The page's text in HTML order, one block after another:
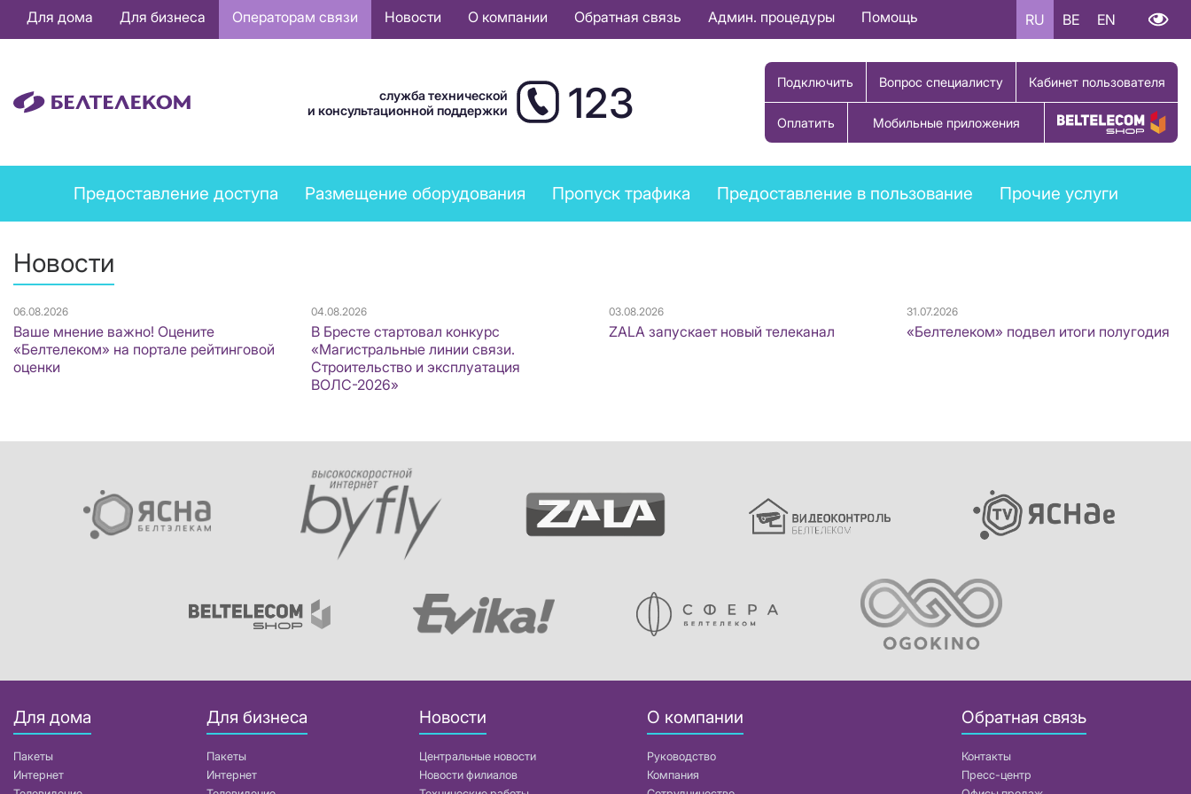
Основная
навигация
Для дома Для бизнеса Операторам связи Новости О компании Обратная связь Админ. процедуры Помощь RU BE EN
служба технической
и консультационной поддержки
123 Подключить Вопрос специалисту Кабинет пользователя
Оплатить Мобильные приложения Купить товар
Telecom
operators
Предоставление доступа Размещение оборудования Пропуск трафика Предоставление в пользование Прочие услуги
Новости
06.08.2026
Ваше мнение важно! Оцените
«Белтелеком» на портале рейтинговой
оценки
04.08.2026
В Бресте стартовал конкурс
«Магистральные линии связи.
Строительство и эксплуатация
ВОЛС-2026»
03.08.2026
ZALA запускает новый телеканал
31.07.2026
«Белтелеком» подвел итоги полугодия
Для дома
Пакеты
Интернет
Для бизнеса
Пакеты
Интернет
Новости
Центральные новости
Новости филиалов
О компании
Руководство
Компания
Обратная связь
Контакты
Пресс-центр